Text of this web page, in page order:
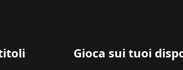
Gioca sui tuoi